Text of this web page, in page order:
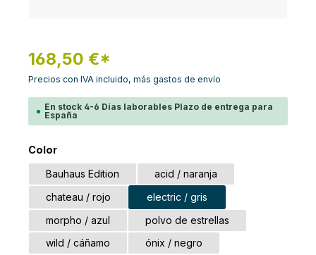
168,50 €*
Precios con IVA incluido, más gastos de envío
En stock 4-6 Días laborables Plazo de entrega para
España
Seleccione
Color
Bauhaus Edition
acid / naranja
chateau / rojo
electric / gris
morpho / azul
polvo de estrellas
wild / cáñamo
ónix / negro